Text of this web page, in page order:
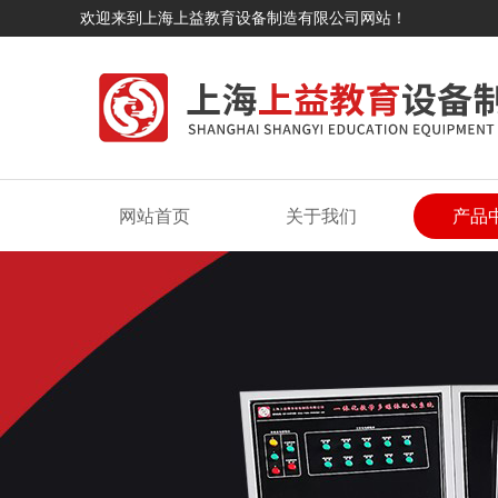
欢迎来到上海上益教育设备制造有限公司网站！
网站首页 关于我们 产品